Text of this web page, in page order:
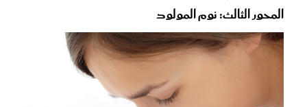
المحور الثالث: نوم المولود